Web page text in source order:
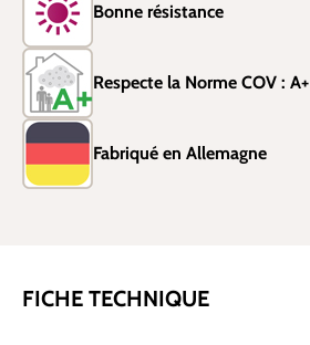
Bonne résistance
Respecte la Norme COV : A+
Fabriqué en Allemagne
FICHE TECHNIQUE